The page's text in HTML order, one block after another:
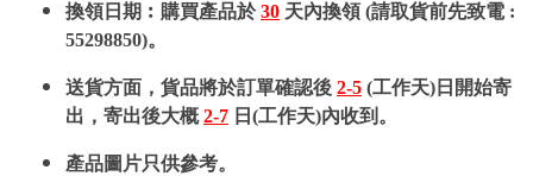
換領日期︰購買產品於30 天內換領 (請取貨前先致電 :
55298850)。
送貨方面，貨品將於訂單確認後 2-5 (工作天)日開始寄
出，寄出後大概2-7 日(工作天)內收到。
產品圖片只供參考。